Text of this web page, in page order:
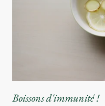
Boissons d'immunité !